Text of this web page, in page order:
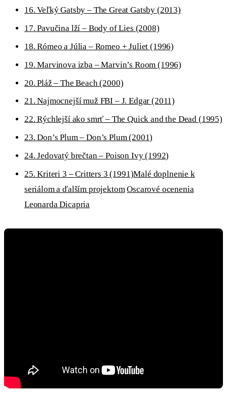
16. Veľký Gatsby – The Great Gatsby (2013)
17. Pavučina lží – Body of Lies (2008)
18. Rómeo a Júlia – Romeo + Juliet (1996)
19. Marvinova izba – Marvin’s Room (1996)
20. Pláž – The Beach (2000)
21. Najmocnejší muž FBI – J. Edgar (2011)
22. Rýchlejší ako smrť – The Quick and the Dead (1995)
23. Don’s Plum – Don’s Plum (2001)
24. Jedovatý brečtan – Poison Ivy (1992)
25. Kriteri 3 – Critters 3 (1991)Malé doplnenie k
seriálom a ďalším projektom Oscarové ocenenia
Leonarda Dicapria